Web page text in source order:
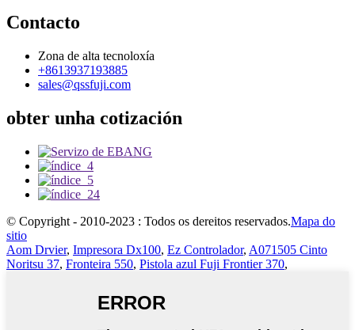
Contacto
Zona de alta tecnoloxía
+8613937193885
sales@qssfuji.com
obter unha cotización
© Copyright - 2010-2023 : Todos os dereitos reservados.Mapa do
sitio
Aom Drvier, Impresora Dx100, Ez Controlador, A071505 Cinto
Noritsu 37, Fronteira 550, Pistola azul Fuji Frontier 370,